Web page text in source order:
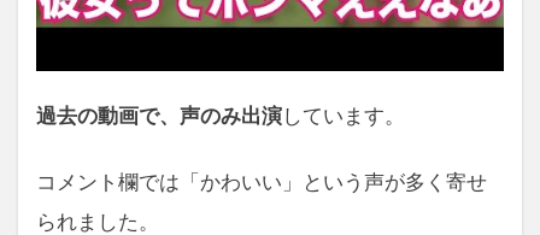
過去の動画で、声のみ出演しています。
コメント欄では「かわいい」という声が多く寄せ
られました。